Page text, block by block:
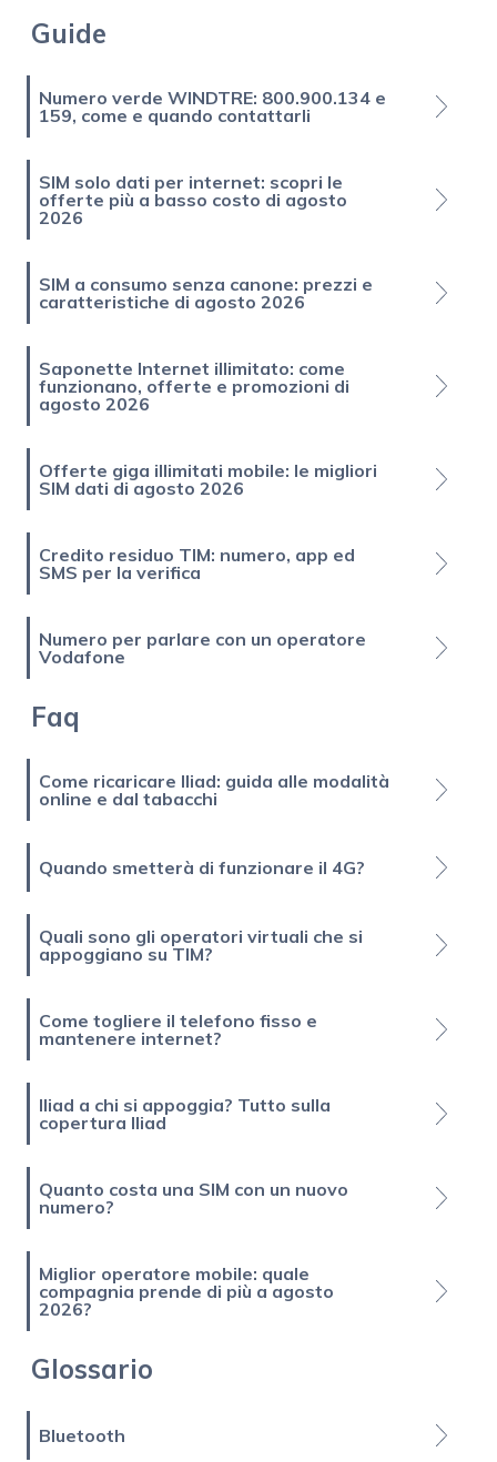
Guide
Numero verde WINDTRE: 800.900.134 e
159, come e quando contattarli
SIM solo dati per internet: scopri le
offerte più a basso costo di agosto
2026
SIM a consumo senza canone: prezzi e
caratteristiche di agosto 2026
Saponette Internet illimitato: come
funzionano, offerte e promozioni di
agosto 2026
Offerte giga illimitati mobile: le migliori
SIM dati di agosto 2026
Credito residuo TIM: numero, app ed
SMS per la verifica
Numero per parlare con un operatore
Vodafone
Faq
Come ricaricare Iliad: guida alle modalità
online e dal tabacchi
Quando smetterà di funzionare il 4G?
Quali sono gli operatori virtuali che si
appoggiano su TIM?
Come togliere il telefono fisso e
mantenere internet?
Iliad a chi si appoggia? Tutto sulla
copertura Iliad
Quanto costa una SIM con un nuovo
numero?
Miglior operatore mobile: quale
compagnia prende di più a agosto
2026?
Glossario
Bluetooth